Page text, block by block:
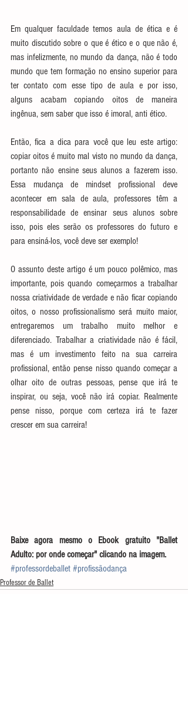
Em qualquer faculdade temos aula de ética e é
muito discutido sobre o que é ético e o que não é,
mas infelizmente, no mundo da dança, não é todo
mundo que tem formação no ensino superior para
ter contato com esse tipo de aula e por isso,
alguns acabam copiando oitos de maneira
ingênua, sem saber que isso é imoral, anti ético.
Então, fica a dica para você que leu este artigo:
copiar oitos é muito mal visto no mundo da dança,
portanto não ensine seus alunos a fazerem isso.
Essa mudança de mindset profissional deve
acontecer em sala de aula, professores têm a
responsabilidade de ensinar seus alunos sobre
isso, pois eles serão os professores do futuro e
para ensiná-los, você deve ser exemplo!
O assunto deste artigo é um pouco polêmico, mas
importante, pois quando começarmos a trabalhar
nossa criatividade de verdade e não ficar copiando
oitos, o nosso profissionalismo será muito maior,
entregaremos um trabalho muito melhor e
diferenciado. Trabalhar a criatividade não é fácil,
mas é um investimento feito na sua carreira
profissional, então pense nisso quando começar a
olhar oito de outras pessoas, pense que irá te
inspirar, ou seja, você não irá copiar. Realmente
pense nisso, porque com certeza irá te fazer
crescer em sua carreira!
Baixe agora mesmo o Ebook gratuito "Ballet
Adulto: por onde começar" clicando na imagem.
#professordeballet #profissãodança
Professor de Ballet